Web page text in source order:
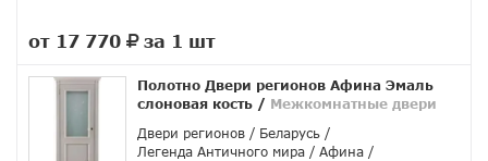
от 17 770
за 1 шт
Полотно Двери регионов Афина Эмаль
слоновая кость / Межкомнатные двери
Двери регионов
Беларусь
Легенда Античного мира
Афина